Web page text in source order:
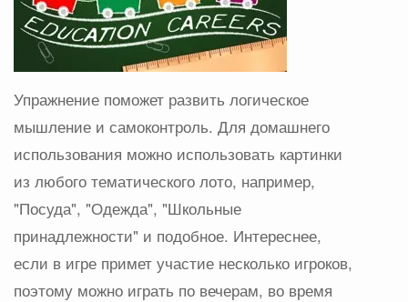
Упражнение поможет развить логическое
мышление и самоконтроль. Для домашнего
использования можно использовать картинки
из любого тематического лото, например,
"Посуда", "Одежда", "Школьные
принадлежности" и подобное. Интереснее,
если в игре примет участие несколько игроков,
поэтому можно играть по вечерам, во время